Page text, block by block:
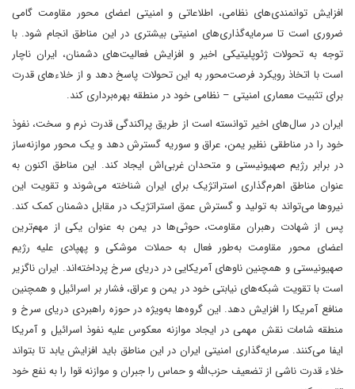
افزایش توانمندی‌های نظامی، اطلاعاتی و امنیتی اعضای محور مقاومت گامی
ضروری است تا سرمایه‌گذاری‌های امنیتی بیشتری در این مناطق انجام شود. با
توجه به تحولات ژئوپلیتیکی اخیر و افزایش فعالیت‌های دشمنان، ایران ناچار
است با اتخاذ رویکرد فرصت‌محور به این تحولات پاسخ دهد و از خلاءهای قدرت
برای تثبیت معماری امنیتی – نظامی خود در منطقه بهره‌برداری کند.
ایران در سال‌های اخیر توانسته است از طریق پراکندگی قدرت نرم و سخت، نفوذ
خود را در مناطقی نظیر یمن، عراق و سوریه گسترش دهد و یک محور موازنه‌ساز
در برابر رژیم صهیونیستی و متحدان غربی‌اش ایجاد کند. این مناطق اکنون به
عنوان مناطق اهرم‌گذاری استراتژیک برای ایران شناخته می‌شوند و تقویت این
نیروها می‌تواند به تولید و گسترش عمق استراتژیک در مقابل دشمنان کمک کند.
پس از شهادت رهبران مقاومت، حوثی‌ها در یمن به عنوان یکی از مهم‌ترین
اعضای محور مقاومت به‌طور فعال به حملات موشکی و پهپادی علیه رژیم
صهیونیستی و همچنین ناوهای آمریکایی در دریای سرخ پرداخته‌اند. ایران ناگزیر
است با تقویت شبکه‌های نیابتی خود در یمن و عراق، فشار بر اسرائیل و همچنین
منافع آمریکا را افزایش دهد. این گروه‌ها به‌ویژه در حوزه راهبردی دریای سرخ و
منطقه شامات نقش مهمی در ایجاد موازنه معکوس علیه نفوذ اسرائیل و آمریکا
ایفا می‌کنند. سرمایه‌گذاری امنیتی ایران در این مناطق باید افزایش یابد تا بتواند
خلاء قدرت ناشی از تضعیف حزب‌الله و حماس را جبران و موازنه قوا را به نفع خود